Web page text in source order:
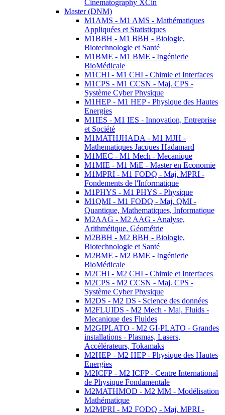
Cinematography XCin
Master (DNM)
M1AMS - M1 AMS - Mathématiques
Appliquées et Statistiques
M1BBH - M1 BBH - Biologie,
Biotechnologie et Santé
M1BME - M1 BME - Ingénierie
BioMédicale
M1CHI - M1 CHI - Chimie et Interfaces
M1CPS - M1 CCSN - Maj. CPS -
Système Cyber Physique
M1HEP - M1 HEP - Physique des Hautes
Energies
M1IES - M1 IES - Innovation, Entreprise
et Société
M1MATHJHADA - M1 MJH -
Mathematiques Jacques Hadamard
M1MEC - M1 Mech - Mecanique
M1MIE - M1 MiE - Master en Economie
M1MPRI - M1 FODQ - Maj. MPRI -
Fondements de l'Informatique
M1PHYS - M1 PHYS - Physique
M1QMI - M1 FODQ - Maj. QMI -
Quantique, Mathematiques, Informatique
M2AAG - M2 AAG - Analyse,
Arithmétique, Géométrie
M2BBH - M2 BBH - Biologie,
Biotechnologie et Santé
M2BME - M2 BME - Ingénierie
BioMédicale
M2CHI - M2 CHI - Chimie et Interfaces
M2CPS - M2 CCSN - Maj. CPS -
Système Cyber Physique
M2DS - M2 DS - Science des données
M2FLUIDS - M2 Mech - Maj. Fluids -
Mecanique des Fluides
M2GIPLATO - M2 GI-PLATO - Grandes
installations - Plasmas, Lasers,
Accélérateurs, Tokamaks
M2HEP - M2 HEP - Physique des Hautes
Energies
M2ICFP - M2 ICFP - Centre International
de Physique Fondamentale
M2MATHMOD - M2 MM - Modélisation
Mathématique
M2MPRI - M2 FODQ - Maj. MPRI -